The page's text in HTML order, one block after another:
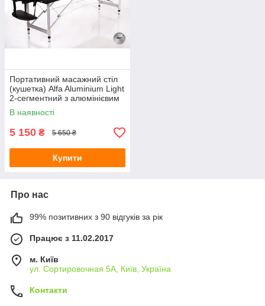
Портативний масажний стіл
(кушетка) Alfa Aluminium Light
2-сегментний з алюмінієвим
каркасом, ширина 60 см
В наявності
5 150 ₴ 5 650 ₴
Купити
Про нас
99% позитивних з 90 відгуків за рік
Працює з 11.02.2017
м. Київ
ул. Сортировочная 5А, Київ, Україна
Контакти